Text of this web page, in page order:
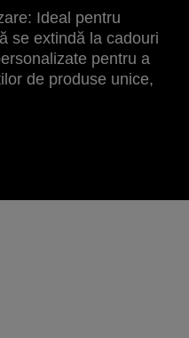
Ideal pentru
se extindă la cadouri
pentru a
de produse unice,